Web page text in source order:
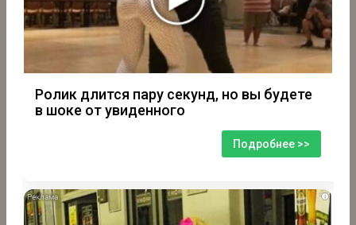
Ролик длится пару секунд, но вы будете
в шоке от увиденного
Подробнее >>
i